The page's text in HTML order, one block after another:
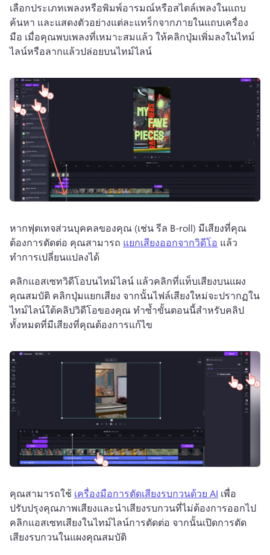
เลือกประเภทเพลงหรือพิมพ์อารมณ์หรือสไตล์เพลงในแถบ
ค้นหา และแสดงตัวอย่างแต่ละแทร็กจากภายในแถบเครื่อง
มือ เมื่อคุณพบเพลงที่เหมาะสมแล้ว ให้คลิกปุ่มเพิ่มลงในไทม์
ไลน์หรือลากแล้วปล่อยบนไทม์ไลน์
หากฟุตเทจส่วนบุคคลของคุณ (เช่น รีล B-roll) มีเสียงที่คุณ
ต้องการตัดต่อ คุณสามารถ แยกเสียงออกจากวิดีโอ แล้ว
ทำการเปลี่ยนแปลงได้
คลิกแอสเซทวิดีโอบนไทม์ไลน์ แล้วคลิกที่แท็บเสียงบนแผง
คุณสมบัติ คลิกปุ่มแยกเสียง จากนั้นไฟล์เสียงใหม่จะปรากฏใน
ไทม์ไลน์ใต้คลิปวิดีโอของคุณ ทำซ้ำขั้นตอนนี้สำหรับคลิป
ทั้งหมดที่มีเสียงที่คุณต้องการแก้ไข
คุณสามารถใช้ เครื่องมือการตัดเสียงรบกวนด้วย AI เพื่อ
คลิกแอสเซทเสียงในไทม์ไลน์การตัดต่อ จากนั้นเปิดการตัด
เสียงรบกวนในแผงคุณสมบัติ